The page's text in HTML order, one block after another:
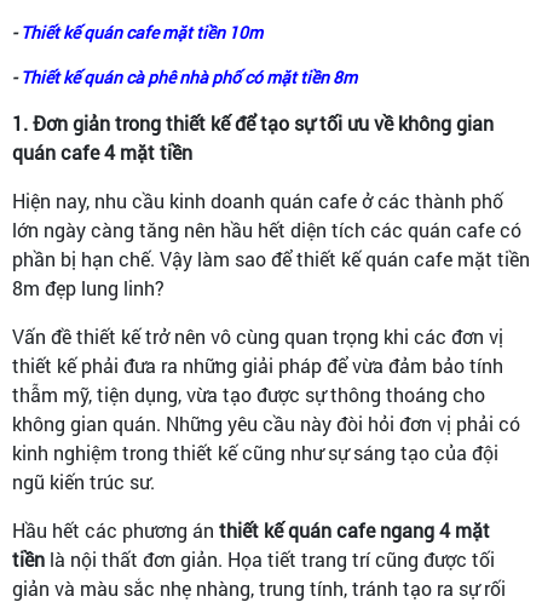
-Thiết kế quán cafe mặt tiền 10m
-Thiết kế quán cà phê nhà phố có mặt tiền 8m
1. Đơn giản trong thiết kế để tạo sự tối ưu về không gian
quán cafe 4 mặt tiền
Hiện nay, nhu cầu kinh doanh quán cafe ở các thành phố
lớn ngày càng tăng nên hầu hết diện tích các quán cafe có
phần bị hạn chế. Vậy làm sao để thiết kế quán cafe mặt tiền
8m đẹp lung linh?
Vấn đề thiết kế trở nên vô cùng quan trọng khi các đơn vị
thiết kế phải đưa ra những giải pháp để vừa đảm bảo tính
thẫm mỹ, tiện dụng, vừa tạo được sự thông thoáng cho
không gian quán. Những yêu cầu này đòi hỏi đơn vị phải có
kinh nghiệm trong thiết kế cũng như sự sáng tạo của đội
ngũ kiến trúc sư.
Hầu hết các phương án thiết kế quán cafe ngang 4 mặt
tiền là nội thất đơn giản. Họa tiết trang trí cũng được tối
giản và màu sắc nhẹ nhàng, trung tính, tránh tạo ra sự rối